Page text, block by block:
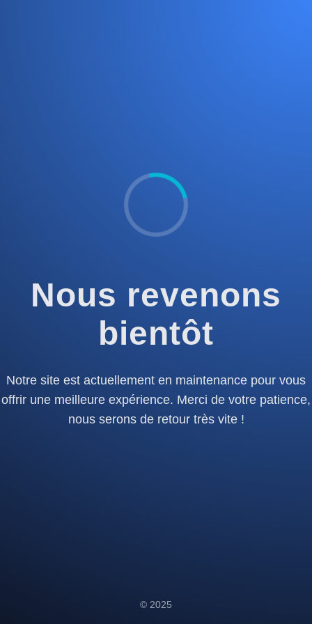
Nous revenons
bientôt
Notre site est actuellement en maintenance pour vous
offrir une meilleure expérience. Merci de votre patience,
nous serons de retour très vite !
© 2025